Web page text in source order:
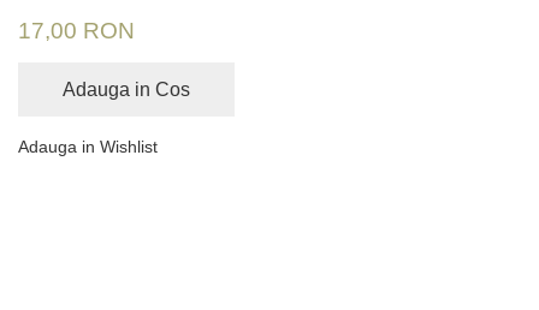
17,00 RON
Adauga in Cos
Adauga in Wishlist